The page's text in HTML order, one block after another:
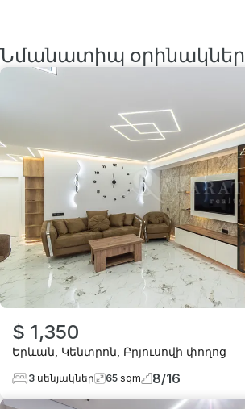
Նմանատիպ օրինակներ
$ 1,350
Երևան Կենտրոն Բրյուսովի փողոց
3 սենյակներ 65 sqm 8/16